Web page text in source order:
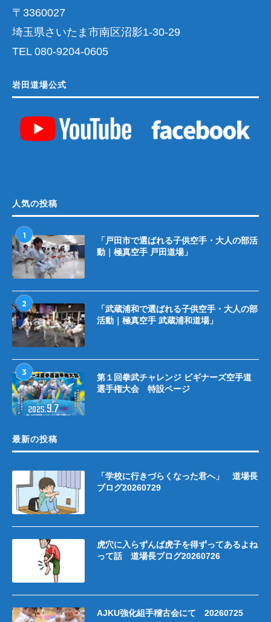
〒3360027
埼玉県さいたま市南区沼影1-30-29
TEL 080-9204-0605
岩田道場公式
人気の投稿
1
「戸田市で選ばれる子供空手・大人の部活
動｜極真空手 戸田道場」
2
「武蔵浦和で選ばれる子供空手・大人の部
活動｜極真空手 武蔵浦和道場」
3
第１回拳武チャレンジ ビギナーズ空手道
選手権大会 特設ページ
最新の投稿
「学校に行きづらくなった君へ」 道場長
ブログ20260729
虎穴に入らずんば虎子を得ずってあるよね
って話 道場長ブログ20260726
AJKU強化組手稽古会にて 20260725